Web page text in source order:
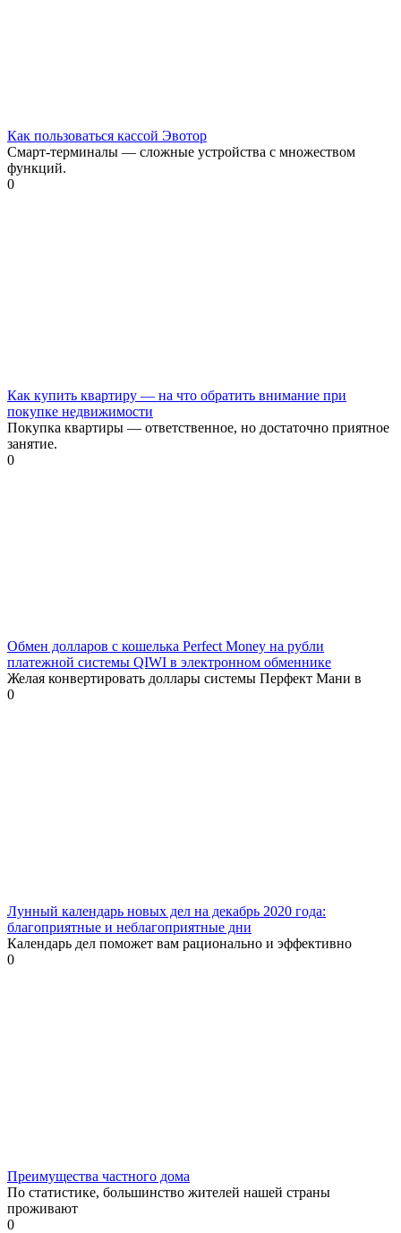
Как пользоваться кассой Эвотор
Смарт-терминалы — сложные устройства с множеством
функций.
0
Как купить квартиру — на что обратить внимание при
покупке недвижимости
Покупка квартиры — ответственное, но достаточно приятное
занятие.
0
Обмен долларов с кошелька Perfect Money на рубли
платежной системы QIWI в электронном обменнике
Желая конвертировать доллары системы Перфект Мани в
0
Лунный календарь новых дел на декабрь 2020 года:
благоприятные и неблагоприятные дни
Календарь дел поможет вам рационально и эффективно
0
Преимущества частного дома
По статистике, большинство жителей нашей страны
проживают
0